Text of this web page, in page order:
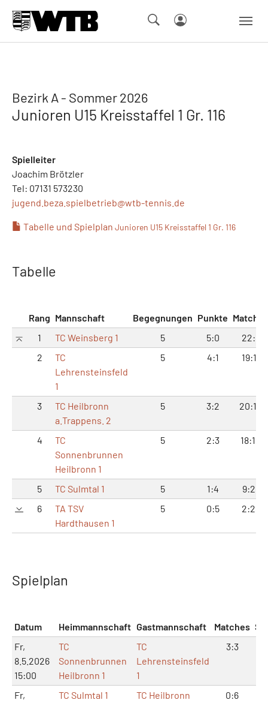
Bezirk A - Sommer 2026
Junioren U15 Kreisstaffel 1 Gr. 116
Spielleiter
Joachim Brötzler
Tel: 07131 573230
jugend.beza.spielbetrieb@wtb-tennis.de
Tabelle und Spielplan Junioren U15 Kreisstaffel 1 Gr. 116
Tabelle
Rang Mannschaft Begegnungen Punkte Matches
1
TC Weinsberg 1 5 5:0
22:8
2
TC
Lehrensteinsfeld
1
5 4:1 19:11
3
TC Heilbronn
a.Trappens. 2
5 3:2 20:10
4
TC
Sonnenbrunnen
Heilbronn 1
5 2:3 18:12
5 TC Sulmtal 1 5 1:4
9:21
6
TA TSV
Hardthausen 1
5 0:5 2:28
Spielplan
Datum Heimmannschaft Gastmannschaft Matches
Fr,
8.5.2026
15:00
TC
Sonnenbrunnen
Heilbronn 1
TC
Lehrensteinsfeld
1
3:3
Fr,
TC Sulmtal 1
TC Heilbronn
0:6